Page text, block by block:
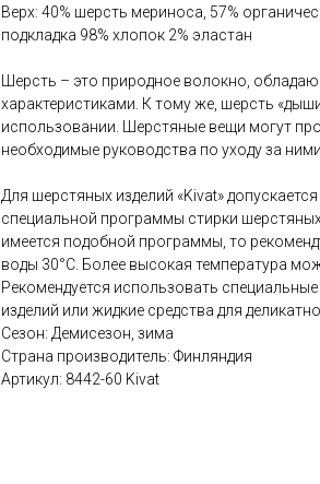
Верх: 40% шерсть мериноса, 57%
подкладка 98% хлопок 2% эластан
Шерсть – это природное волокно,
характеристиками. К тому же, шерсть
использовании. Шерстяные вещи могут
необходимые руководства по уходу за
Для шерстяных изделий «Kivat»
специальной программы стирки
имеется подобной программы, то
воды 30°С. Более высокая температура
Рекомендуется использовать
изделий или жидкие средства для
Сезон: Демисезон, зима
Страна производитель: Финляндия
Артикул: 8442-60 Kivat